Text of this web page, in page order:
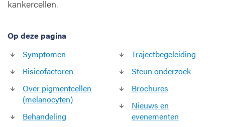
kankercellen.
Op deze pagina
Symptomen
Risicofactoren
Over pigmentcellen
(melanocyten)
Behandeling
Trajectbegeleiding
Steun onderzoek
Brochures
Nieuws en
evenementen